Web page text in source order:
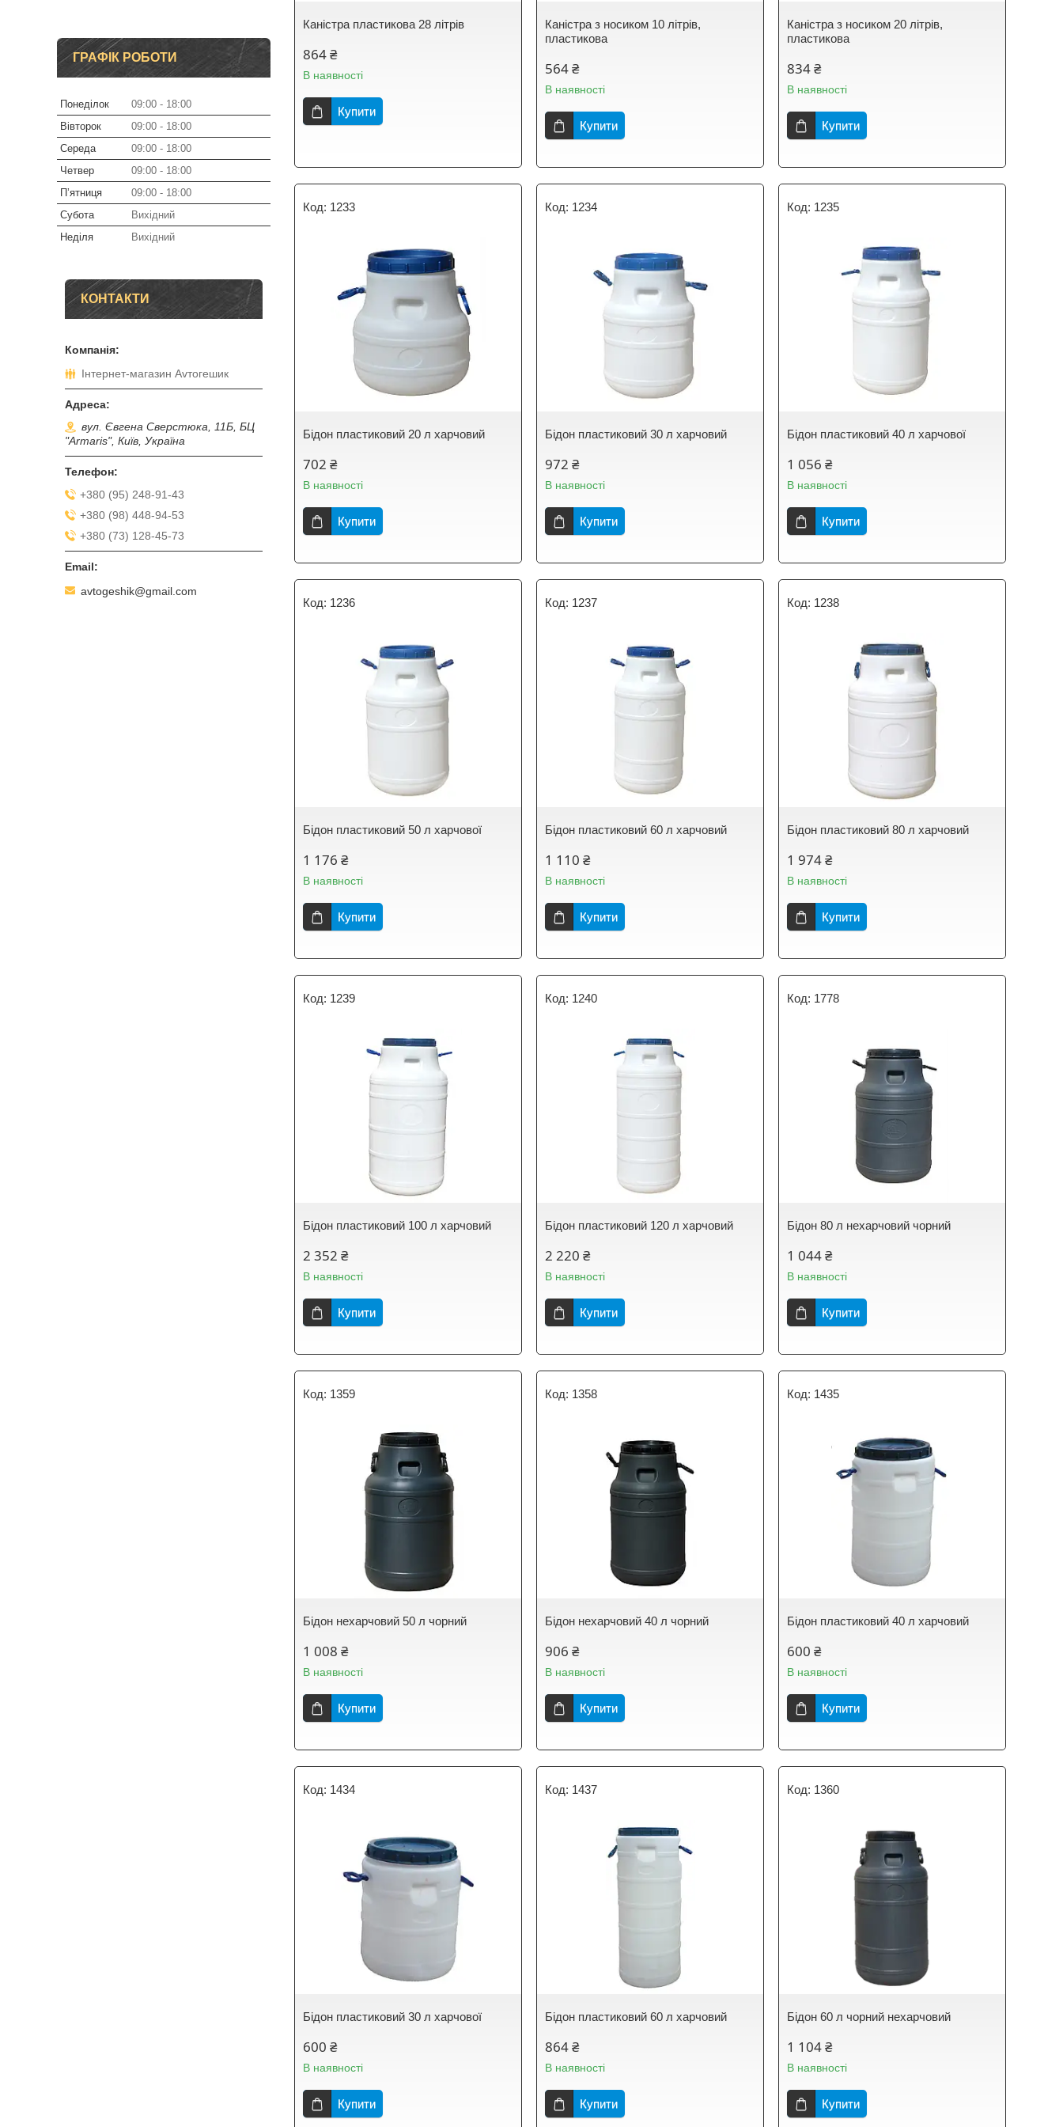
Каністра пластикова 28 літрів
864 ₴
В наявності
Купити
Каністра з носиком 10 літрів,
пластикова
564 ₴
В наявності
Купити
Каністра з носиком 20 літрів,
пластикова
834 ₴
В наявності
Купити
1233
Бідон пластиковий 20 л харчовий
702 ₴
В наявності
Купити
1234
Бідон пластиковий 30 л харчовий
972 ₴
В наявності
Купити
1235
Бідон пластиковий 40 л харчової
1 056 ₴
В наявності
Купити
1236
Бідон пластиковий 50 л харчової
1 176 ₴
В наявності
Купити
1237
Бідон пластиковий 60 л харчовий
1 110 ₴
В наявності
Купити
1238
Бідон пластиковий 80 л харчовий
1 974 ₴
В наявності
Купити
1239
Бідон пластиковий 100 л харчовий
2 352 ₴
В наявності
Купити
1240
Бідон пластиковий 120 л харчовий
2 220 ₴
В наявності
Купити
1778
Бідон 80 л нехарчовий чорний
1 044 ₴
В наявності
Купити
1359
Бідон нехарчовий 50 л чорний
1 008 ₴
В наявності
Купити
1358
Бідон нехарчовий 40 л чорний
906 ₴
В наявності
Купити
1435
Бідон пластиковий 40 л харчовий
600 ₴
В наявності
Купити
1434
Бідон пластиковий 30 л харчової
600 ₴
В наявності
Купити
1437
Бідон пластиковий 60 л харчовий
864 ₴
В наявності
Купити
1360
Бідон 60 л чорний нехарчовий
1 104 ₴
В наявності
Купити
ГРАФІК РОБОТИ
Понеділок 09:00
18:00
Вівторок
09:00
18:00
Середа
09:00
18:00
Четвер
09:00
18:00
Пʼятниця
09:00
18:00
Субота
Вихідний
Неділя
Вихідний
КОНТАКТИ
Інтернет-магазин Аvтогешик
вул. Євгена Сверстюка, 11Б, БЦ
"Armaris", Київ, Україна
+380 (95) 248-91-43
+380 (98) 448-94-53
+380 (73) 128-45-73
avtogeshik@gmail.com